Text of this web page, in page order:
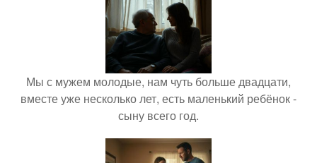
Мы с мужем молодые, нам чуть больше двадцати,
вместе уже несколько лет, есть маленький ребёнок -
сыну всего год.